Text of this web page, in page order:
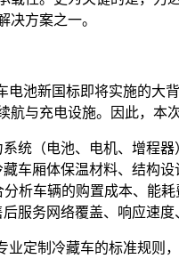
决方案之一。
电池新国标即将实施的
航与充电设施。因此，本
统（电池、电机、增程
车厢体保温材料、结构
析车辆的购置成本、能耗
服务网络覆盖、响应速度
定制冷藏车的标准规则，